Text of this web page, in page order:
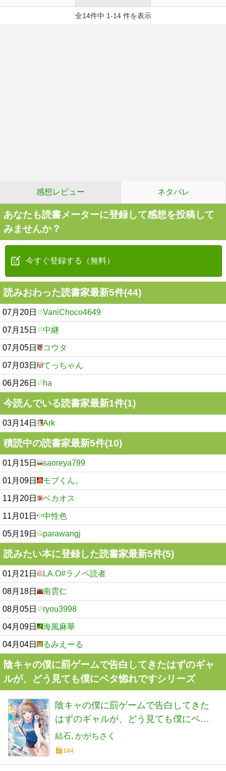
全14件中 1-14 件を表示
感想レビュー ネタバレ
あなたも読書メーターに登録して感想を投稿して
みませんか？
今すぐ登録する（無料）
読みおわった読書家最新5件(44)
07月20日 VaniChoco4649
07月15日 中継
07月05日 コウタ
07月03日 てっちゃん
06月26日 ha
今読んでいる読書家最新1件(1)
03月14日 Ark
積読中の読書家最新5件(10)
01月15日 saoreya799
01月09日 モブくん。
11月20日 ベカオス
11月01日 中性色
05月19日 parawangj
読みたい本に登録した読書家最新5件(5)
01月21日 LA.O#ラノベ読者
08月18日 南雲仁
08月05日 ryou3998
04月09日 海風麻華
04月04日 るみえーる
陰キャの僕に罰ゲームで告白してきたはずのギャ
ルが、どう見ても僕にベタ惚れですシリーズ
陰キャの僕に罰ゲームで告白してきた
はずのギャルが、どう見ても僕にベタ
惚れです 9 (HJ文庫 ゆ 02-01-09)
結石 かがちさく
144